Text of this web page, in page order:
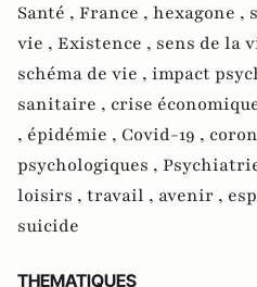
Santé , France , hexagone ,
vie , Existence , sens de la
schéma de vie , impact
sanitaire , crise
, épidémie , Covid-19 ,
psychologiques ,
loisirs , travail , avenir ,
suicide
THEMATIQUES